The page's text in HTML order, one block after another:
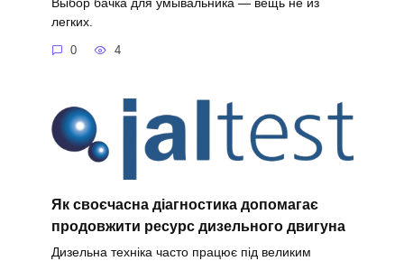
легких.
0 4
Як своєчасна діагностика допомагає
продовжити ресурс дизельного двигуна
Дизельна техніка часто працює під великим